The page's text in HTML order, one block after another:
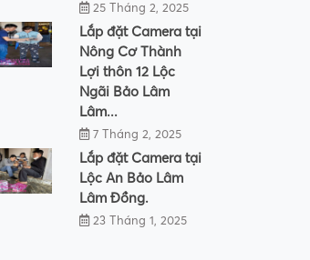
25 Tháng 2, 2025
Lắp đặt Camera tại
Nông Cơ Thành
Lợi thôn 12 Lộc
Ngãi Bảo Lâm
Lâm...
7 Tháng 2, 2025
Lắp đặt Camera tại
Lộc An Bảo Lâm
Lâm Đồng.
23 Tháng 1, 2025